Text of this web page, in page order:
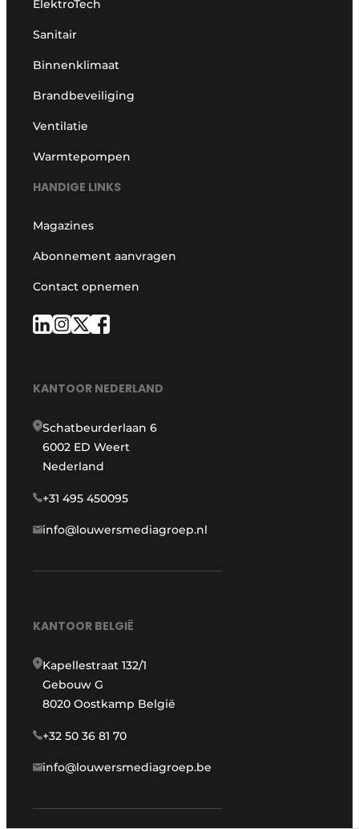
ElektroTech
Sanitair
Binnenklimaat
Brandbeveiliging
Ventilatie
Warmtepompen
HANDIGE LINKS
Magazines
Abonnement aanvragen
Contact opnemen
KANTOOR NEDERLAND
Schatbeurderlaan 6
6002 ED Weert
Nederland
+31 495 450095
info@louwersmediagroep.nl
KANTOOR BELGIË
Kapellestraat 132/1
Gebouw G
8020 Oostkamp België
+32 50 36 81 70
info@louwersmediagroep.be